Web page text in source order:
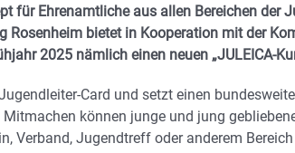
für Ehrenamtliche aus allen Bereichen der
Rosenheim bietet in Kooperation mit der
2025 nämlich einen neuen „JULEICA-
Card und setzt einen
können junge und jung
Verband, Jugendtreff oder anderem